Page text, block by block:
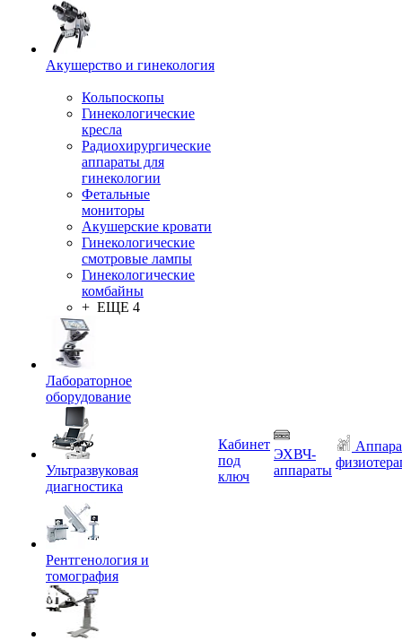
Акушерство и гинекология
Кольпоскопы
Гинекологические
кресла
Радиохирургические
аппараты для
гинекологии
Фетальные
мониторы
Акушерские кровати
Гинекологические
смотровые лампы
Гинекологические
комбайны
+ ЕЩЕ 4
Лабораторное
оборудование
Ультразвуковая
диагностика
Рентгенология и
томография
Кабинет
под
ключ
ЭХВЧ-
аппараты